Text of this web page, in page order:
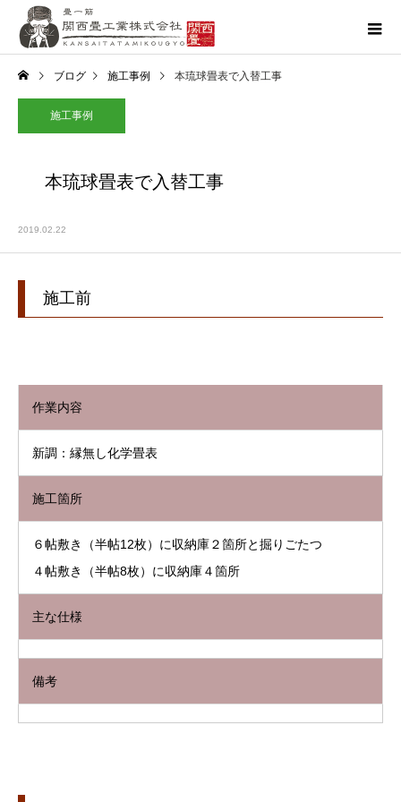
ブログ 施工事例 本琉球畳表で入替工事
施工事例
本琉球畳表で入替工事
2019.02.22
施工前
作業内容
新調：縁無し化学畳表
施工箇所
６帖敷き（半帖12枚）に収納庫２箇所と掘りごたつ
４帖敷き（半帖8枚）に収納庫４箇所
主な仕様
備考